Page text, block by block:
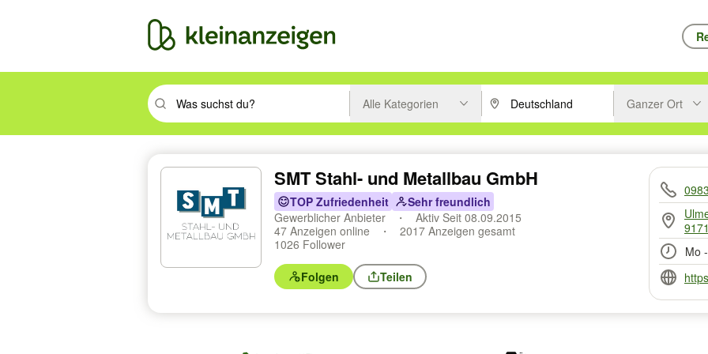
Suchbegriff eingeben. Eingabetaste drücken um zu suchen, oder Vorschläge mit den Pfeiltasten nach oben/
Alle Kategorien PLZ oder Ort eingeben. Eingabetaste
Ganzer Ort
SMT Stahl- und Metallbau GmbH
TOP Zufriedenheit
Sehr freundlich
Gewerblicher Anbieter
Aktiv Seit 08.09.2015
47 Anzeigen online
2017 Anzeigen gesamt
1026 Follower
Folgen Teilen
Mo